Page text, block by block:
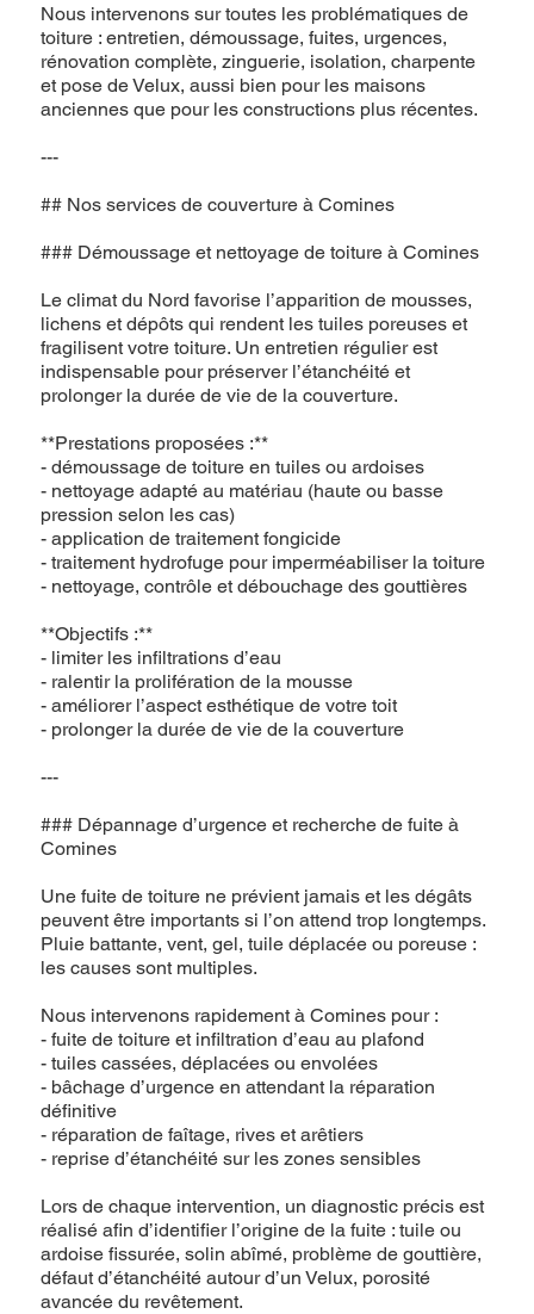
Nous intervenons sur toutes les problématiques de
toiture : entretien, démoussage, fuites, urgences,
rénovation complète, zinguerie, isolation, charpente
et pose de Velux, aussi bien pour les maisons
anciennes que pour les constructions plus récentes.
---
## Nos services de couverture à Comines
### Démoussage et nettoyage de toiture à Comines
Le climat du Nord favorise l’apparition de mousses,
lichens et dépôts qui rendent les tuiles poreuses et
fragilisent votre toiture. Un entretien régulier est
indispensable pour préserver l’étanchéité et
prolonger la durée de vie de la couverture.
**Prestations proposées :**
- démoussage de toiture en tuiles ou ardoises
- nettoyage adapté au matériau (haute ou basse
pression selon les cas)
- application de traitement fongicide
- traitement hydrofuge pour imperméabiliser la toiture
- nettoyage, contrôle et débouchage des gouttières
**Objectifs :**
- limiter les infiltrations d’eau
- ralentir la prolifération de la mousse
- améliorer l’aspect esthétique de votre toit
- prolonger la durée de vie de la couverture
---
### Dépannage d’urgence et recherche de fuite à
Comines
Une fuite de toiture ne prévient jamais et les dégâts
peuvent être importants si l’on attend trop longtemps.
Pluie battante, vent, gel, tuile déplacée ou poreuse :
les causes sont multiples.
Nous intervenons rapidement à Comines pour :
- fuite de toiture et infiltration d’eau au plafond
- tuiles cassées, déplacées ou envolées
- bâchage d’urgence en attendant la réparation
définitive
- réparation de faîtage, rives et arêtiers
- reprise d’étanchéité sur les zones sensibles
Lors de chaque intervention, un diagnostic précis est
réalisé afin d’identifier l’origine de la fuite : tuile ou
ardoise fissurée, solin abîmé, problème de gouttière,
défaut d’étanchéité autour d’un Velux, porosité
avancée du revêtement.